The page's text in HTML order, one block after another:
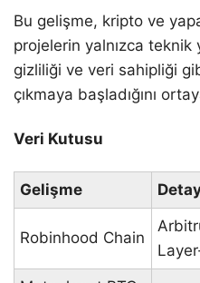
Bu gelişme, kripto ve
projelerin yalnızca teknik
gizliliği ve veri sahipliği
çıkmaya başladığını
Veri Kutusu
Gelişme
Robinhood Chain